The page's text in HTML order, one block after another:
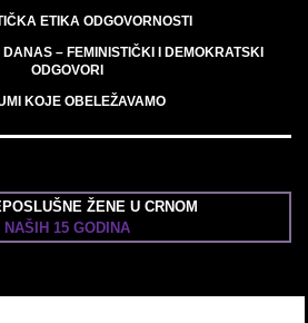
ETIKA ODGOVORNOSTI
– FEMINISTIČKI I DEMOKRATSKI
ODGOVORI
KOJE OBELEŽAVAMO
ŽENE U CRNOM
NAŠIH 15 GODINA